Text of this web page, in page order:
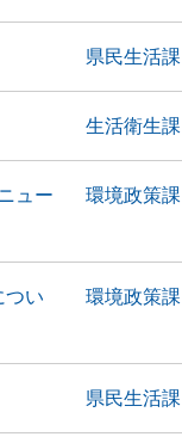
県民生活課
生活衛生課
ュー
環境政策課
つい
環境政策課
県民生活課